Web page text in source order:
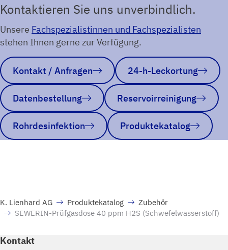
Kontaktieren Sie uns unverbindlich.
Unsere Fachspezialistinnen und Fachspezialisten
stehen Ihnen gerne zur Verfügung.
Kontakt / Anfragen 24-h-Leckortung
Datenbestellung Reservoirreinigung
Rohrdesinfektion Produktekatalog
K. Lienhard AG Produktekatalog
Zubehör
SEWERIN-Prüfgasdose 40 ppm H2S (Schwefelwasserstoff)
Kontakt